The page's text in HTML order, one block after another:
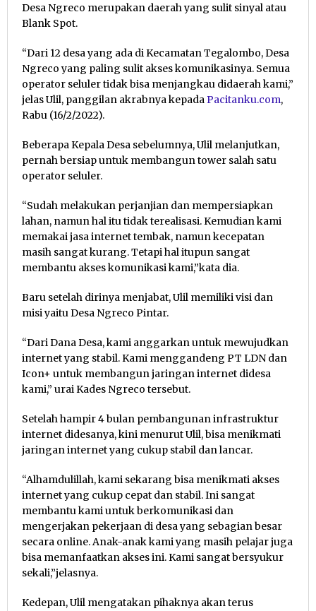
Desa Ngreco merupakan daerah yang sulit sinyal atau
Blank Spot.
“Dari 12 desa yang ada di Kecamatan Tegalombo, Desa
Ngreco yang paling sulit akses komunikasinya. Semua
operator seluler tidak bisa menjangkau didaerah kami,”
jelas Ulil, panggilan akrabnya kepadaPacitanku.com,
Rabu (16/2/2022).
Beberapa Kepala Desa sebelumnya, Ulil melanjutkan,
pernah bersiap untuk membangun tower salah satu
operator seluler.
“Sudah melakukan perjanjian dan mempersiapkan
lahan, namun hal itu tidak terealisasi. Kemudian kami
memakai jasa internet tembak, namun kecepatan
masih sangat kurang. Tetapi hal itupun sangat
membantu akses komunikasi kami,”kata dia.
Baru setelah dirinya menjabat, Ulil memiliki visi dan
misi yaitu Desa Ngreco Pintar.
“Dari Dana Desa, kami anggarkan untuk mewujudkan
internet yang stabil. Kami menggandeng PT LDN dan
Icon+ untuk membangun jaringan internet didesa
kami,” urai Kades Ngreco tersebut.
Setelah hampir 4 bulan pembangunan infrastruktur
internet didesanya, kini menurut Ulil, bisa menikmati
jaringan internet yang cukup stabil dan lancar.
“Alhamdulillah, kami sekarang bisa menikmati akses
internet yang cukup cepat dan stabil. Ini sangat
membantu kami untuk berkomunikasi dan
mengerjakan pekerjaan di desa yang sebagian besar
secara online. Anak-anak kami yang masih pelajar juga
bisa memanfaatkan akses ini. Kami sangat bersyukur
sekali,”jelasnya.
Kedepan, Ulil mengatakan pihaknya akan terus